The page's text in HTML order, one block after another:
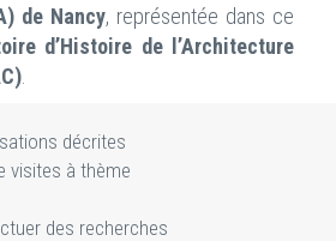
de Nancy, représentée dans ce
d’Histoire de l’Architecture
décrites
visites à thème
des recherches